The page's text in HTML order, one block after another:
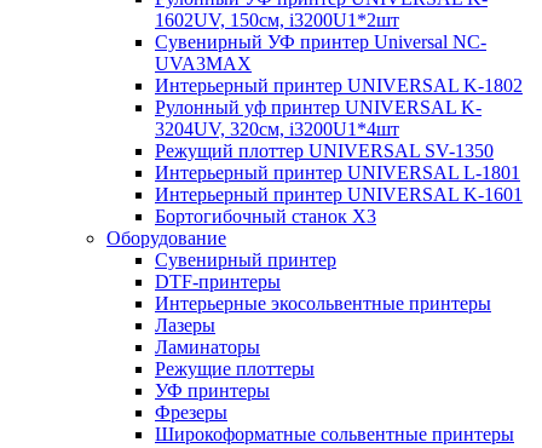
1602UV, 150см, i3200U1*2шт
Cувенирный УФ принтер Universal NC-
UVA3MAX
Интерьерный принтер UNIVERSAL K-1802
Рулонный уф принтер UNIVERSAL K-
3204UV, 320см, i3200U1*4шт
Режущий плоттер UNIVERSAL SV-1350
Интерьерный принтер UNIVERSAL L-1801
Интерьерный принтер UNIVERSAL K-1601
Бортогибочный станок X3
Оборудование
Cувенирный принтер
DTF-принтеры
Интерьерные экосольвентные принтеры
Лазеры
Ламинаторы
Режущие плоттеры
УФ принтеры
Фрезеры
Широкоформатные сольвентные принтеры